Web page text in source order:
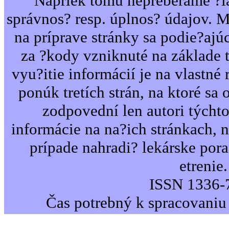
správnos? resp. úplnos? údajov.
na príprave stránky sa
za ?kody vzniknuté na
vyu?itie informácií je na vlastné
ponúk tretích strán, na ktoré sa
zodpovední len autori
informácie na na?ich stránkach,
prípade nahradi? lekárske
etrenie.
ISSN
Čas potrebný k